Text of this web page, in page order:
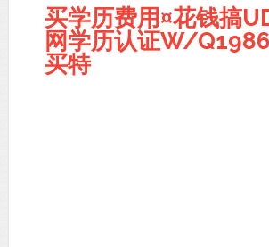
买学历费用¤花钱搞
网学历认证W/
买特